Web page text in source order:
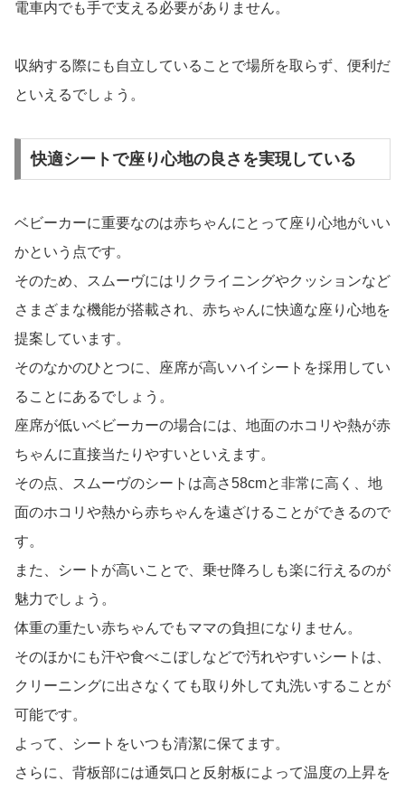
電車内でも手で支える必要がありません。
収納する際にも自立していることで場所を取らず、便利だ
といえるでしょう。
快適シートで座り心地の良さを実現している
ベビーカーに重要なのは赤ちゃんにとって座り心地がいい
かという点です。
そのため、スムーヴにはリクライニングやクッションなど
さまざまな機能が搭載され、赤ちゃんに快適な座り心地を
提案しています。
そのなかのひとつに、座席が高いハイシートを採用してい
ることにあるでしょう。
座席が低いベビーカーの場合には、地面のホコリや熱が赤
ちゃんに直接当たりやすいといえます。
その点、スムーヴのシートは高さ58cmと非常に高く、地
面のホコリや熱から赤ちゃんを遠ざけることができるので
す。
また、シートが高いことで、乗せ降ろしも楽に行えるのが
魅力でしょう。
体重の重たい赤ちゃんでもママの負担になりません。
そのほかにも汗や食べこぼしなどで汚れやすいシートは、
クリーニングに出さなくても取り外して丸洗いすることが
可能です。
よって、シートをいつも清潔に保てます。
さらに、背板部には通気口と反射板によって温度の上昇を